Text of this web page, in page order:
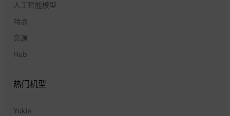
人工智能模型
特点
资源
Hub
热门机型
Yukie